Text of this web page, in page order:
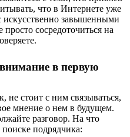
что в Интернете уже
искусственно завышенными
сосредоточиться на
в первую
не стоит с ним связываться,
мнение о нем в будущем.
разговор. На что
подрядчика: